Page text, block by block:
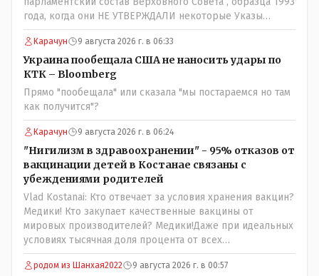
года, когда они НЕ УТВЕРЖДАЛИ некоторые Указы
Назарбаева, особенно в части выборов и перевыборов и
некоторых вопросах внутренней политики, и тогда
Назарбай волевым Указом РАСПУСТИЛ этот бунтарский
состав. Имя - Серикболсын Абдильдин вам знакомо -
юывший секретарь ЦК КП Казахстана , впоследствии -
депутат Верховного Совета и Мажлиса и Председатель
партии коммунстов- он в то время и после и причём
НЕОДНОКРАТНО, указывал и многократно на недостатки
Назарбая и предлагал ему самому ДОБРОВОЛЬНО уйти с
поста Президента.
Карачун 9 августа 2026 г. в 06:33
Украина пообещала США не наносить удары по
КТК – Bloomberg
Прямо "пообещала" или сказала "мы постараемся но там
как получится"?
Карачун 9 августа 2026 г. в 06:24
"Нигилизм в здравоохранении" - 95% отказов от
вакцинации детей в Костанае связаны с
убеждениями родителей
Vlad Kostanai: Кто отвечает за условия хранения вакцин?
Медики! Кто закупает качественные вакцины от
мировых производителей? Медики!Даже при идеальных
условиях тысячная доля процента от всех
вакцинированных может иметь плохие последствия от
прививки. Бумага нужна как защита от дол.....бов не
родом из Шанхая2022 9 августа 2026 г. в 00:57